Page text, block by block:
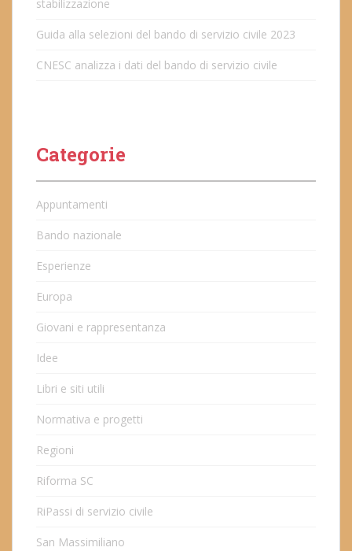
stabilizzazione
Guida alla selezioni del bando di servizio civile 2023
CNESC analizza i dati del bando di servizio civile
Categorie
Appuntamenti
Bando nazionale
Esperienze
Europa
Giovani e rappresentanza
Idee
Libri e siti utili
Normativa e progetti
Regioni
Riforma SC
RiPassi di servizio civile
San Massimiliano